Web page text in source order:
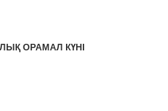
ОРАМАЛ КҮНІ